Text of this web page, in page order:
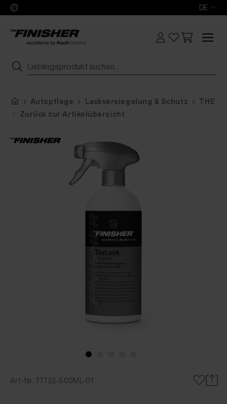
DE
Autopflege Lackversiegelung & Schutz
THE
Zurück zur Artikelübersicht
Art-Nr. 77722-500ML-01